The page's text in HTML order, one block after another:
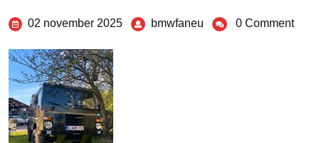
02 november 2025 bmwfaneu 0 Comment